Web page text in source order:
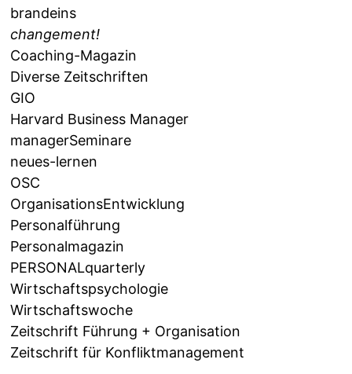
brandeins
changement!
Coaching-Magazin
Diverse Zeitschriften
GIO
Harvard Business Manager
managerSeminare
neues-lernen
OSC
OrganisationsEntwicklung
Personalführung
Personalmagazin
PERSONALquarterly
Wirtschaftspsychologie
Wirtschaftswoche
Zeitschrift Führung + Organisation
Zeitschrift für Konfliktmanagement